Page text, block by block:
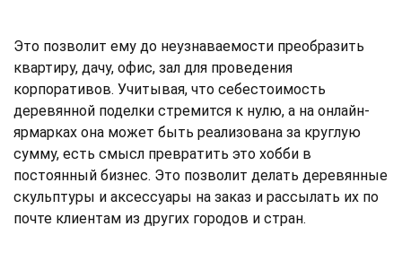
Это позволит ему до неузнаваемости преобразить
квартиру, дачу, офис, зал для проведения
корпоративов. Учитывая, что себестоимость
деревянной поделки стремится к нулю, а на онлайн-
ярмарках она может быть реализована за круглую
сумму, есть смысл превратить это хобби в
постоянный бизнес. Это позволит делать деревянные
скульптуры и аксессуары на заказ и рассылать их по
почте клиентам из других городов и стран.